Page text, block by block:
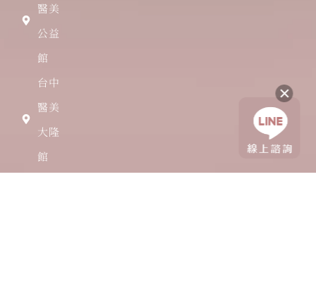
醫美
公益
館
台中
醫美
大隆
館